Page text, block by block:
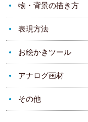
物・背景の描き方
表現方法
お絵かきツール
アナログ画材
その他